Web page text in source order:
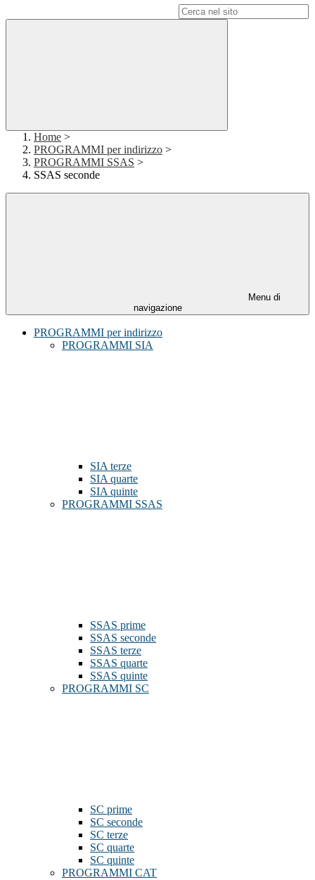
Home >
PROGRAMMI per indirizzo >
PROGRAMMI SSAS >
SSAS seconde
Menu di
navigazione
PROGRAMMI per indirizzo
PROGRAMMI SIA
SIA terze
SIA quarte
SIA quinte
PROGRAMMI SSAS
SSAS prime
SSAS seconde
SSAS terze
SSAS quarte
SSAS quinte
PROGRAMMI SC
SC prime
SC seconde
SC terze
SC quarte
SC quinte
PROGRAMMI CAT